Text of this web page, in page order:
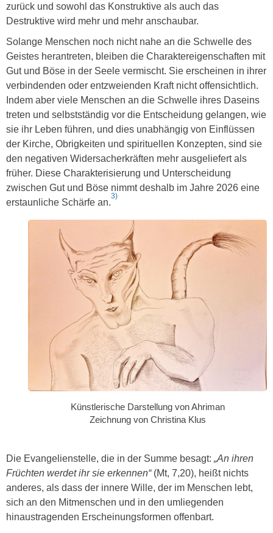
zurück und sowohl das Konstruktive als auch das
Destruktive wird mehr und mehr anschaubar.
Solange Menschen noch nicht nahe an die Schwelle des
Geistes herantreten, bleiben die Charaktereigenschaften mit
Gut und Böse in der Seele vermischt. Sie erscheinen in ihrer
verbindenden oder entzweienden Kraft nicht offensichtlich.
Indem aber viele Menschen an die Schwelle ihres Daseins
treten und selbstständig vor die Entscheidung gelangen, wie
sie ihr Leben führen, und dies unabhängig von Einflüssen
der Kirche, Obrigkeiten und spirituellen Konzepten, sind sie
den negativen Widersacherkräften mehr ausgeliefert als
früher. Diese Charakterisierung und Unterscheidung
zwischen Gut und Böse nimmt deshalb im Jahre 2026 eine
erstaunliche Schärfe an.
3)
Künstlerische Darstellung von Ahriman
Zeichnung von Christina Klus
Die Evangelienstelle, die in der Summe besagt: „An ihren
Früchten werdet ihr sie erkennen“(Mt, 7,20), heißt nichts
anderes, als dass der innere Wille, der im Menschen lebt,
sich an den Mitmenschen und in den umliegenden
hinaustragenden Erscheinungsformen offenbart.